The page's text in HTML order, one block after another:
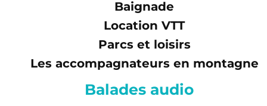
Baignade
Location VTT
Parcs et loisirs
Les accompagnateurs en montagne
Balades audio